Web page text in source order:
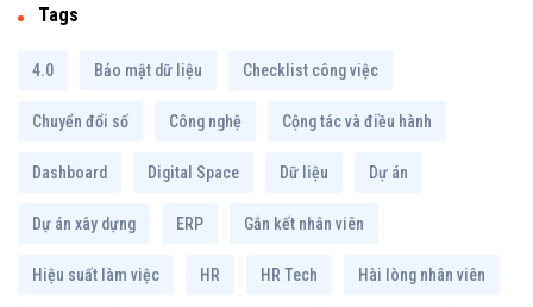
Tags
4.0 Bảo mật dữ liệu Checklist công việc
Chuyển đổi số Công nghệ Cộng tác và điều hành
Dashboard Digital Space Dữ liệu Dự án
Dự án xây dựng ERP Gắn kết nhân viên
Hiệu suất làm việc HR HR Tech Hài lòng nhân viên